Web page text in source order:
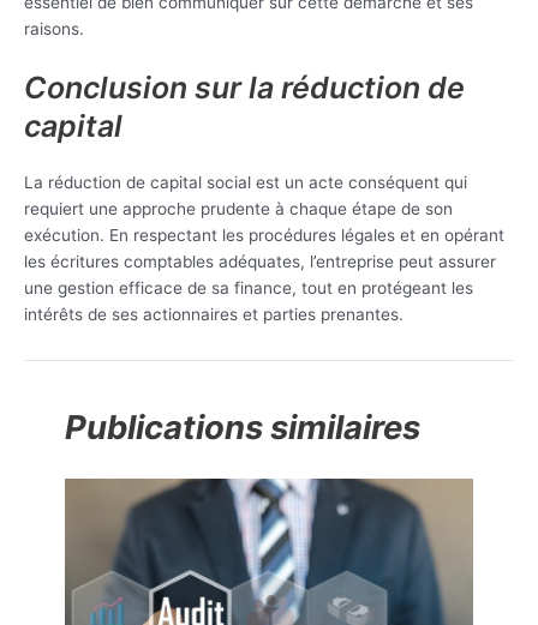
raisons.
Conclusion sur la réduction de
capital
La réduction de capital social est un acte conséquent qui
requiert une approche prudente à chaque étape de son
exécution. En respectant les procédures légales et en opérant
les écritures comptables adéquates, l’entreprise peut assurer
une gestion efficace de sa finance, tout en protégeant les
intérêts de ses actionnaires et parties prenantes.
Publications similaires